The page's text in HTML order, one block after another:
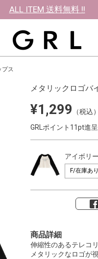
ALL ITEM 送料無料 !!
プス
メタリックロゴバ
¥1,299
（税込）
GRLポイント11pt進呈
アイボリー
商品詳細
伸縮性のあるテレコ
メタリックなロゴが